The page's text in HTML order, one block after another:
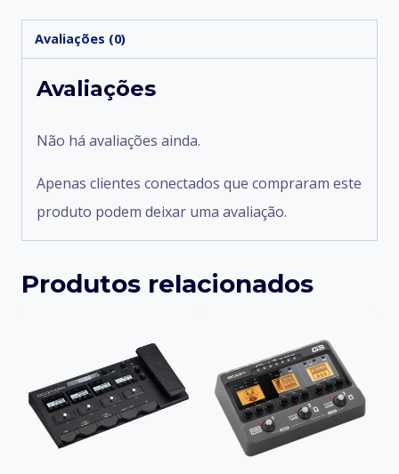
Avaliações (0)
Avaliações
Não há avaliações ainda.
Apenas clientes conectados que compraram este
produto podem deixar uma avaliação.
Produtos relacionados